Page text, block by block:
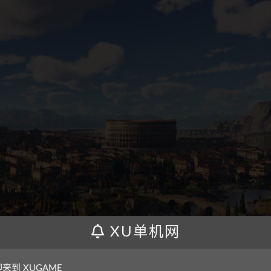
XU单机网
来到 XUGAME